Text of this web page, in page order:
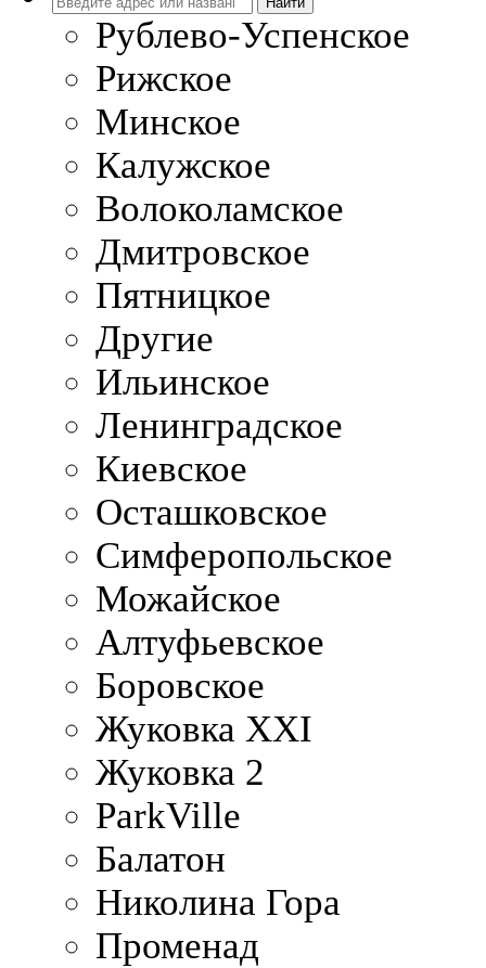
Рублево-Успенское
Рижское
Минское
Калужское
Волоколамское
Дмитровское
Пятницкое
Другие
Ильинское
Ленинградское
Киевское
Осташковское
Симферопольское
Можайское
Алтуфьевское
Боровское
Жуковка XXI
Жуковка 2
ParkVille
Балатон
Николина Гора
Променад